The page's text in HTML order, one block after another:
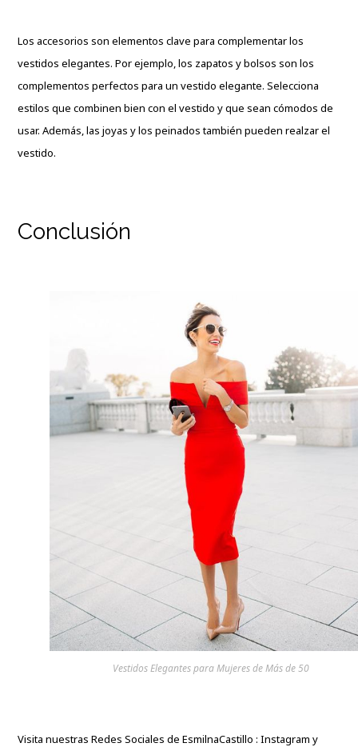
Los accesorios son elementos clave para complementar los
vestidos elegantes. Por ejemplo, los zapatos y bolsos son los
complementos perfectos para un vestido elegante. Selecciona
estilos que combinen bien con el vestido y que sean cómodos de
usar. Además, las joyas y los peinados también pueden realzar el
vestido.
Conclusión
Vestidos Elegantes para Mujeres de Más de 50
Visita nuestras Redes Sociales deEsmilnaCastillo :Instagram y